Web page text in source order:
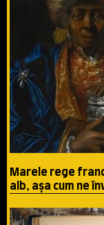
Marele rege
alb, aşa cum ne